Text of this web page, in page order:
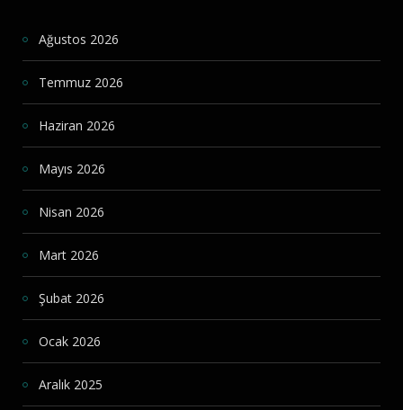
Ağustos 2026
Temmuz 2026
Haziran 2026
Mayıs 2026
Nisan 2026
Mart 2026
Şubat 2026
Ocak 2026
Aralık 2025